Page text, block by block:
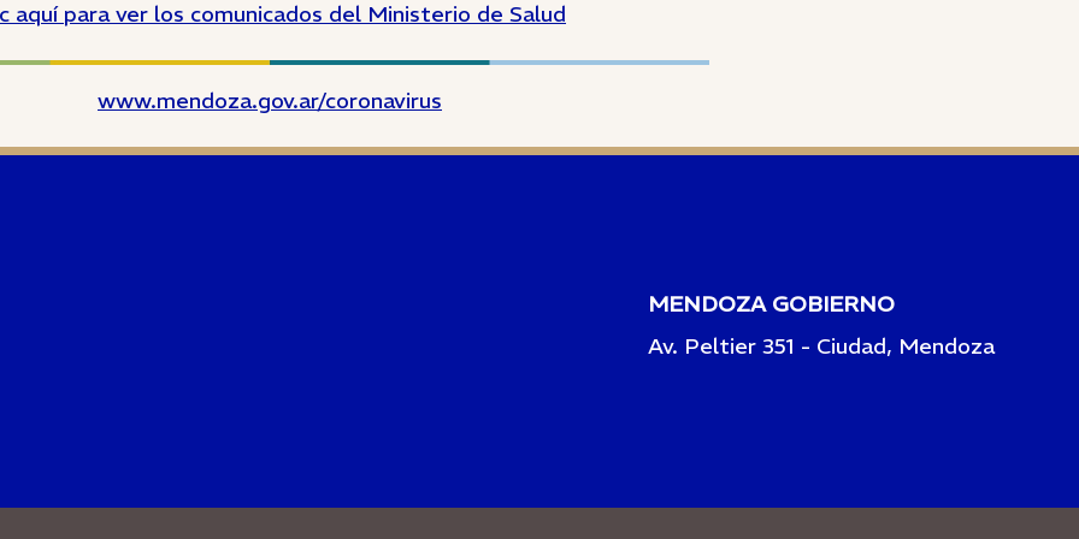
aquí para ver los comunicados del Ministerio de Salud
www.mendoza.gov.ar/coronavirus
MENDOZA GOBIERNO
Av. Peltier 351 - Ciudad, Mendoza